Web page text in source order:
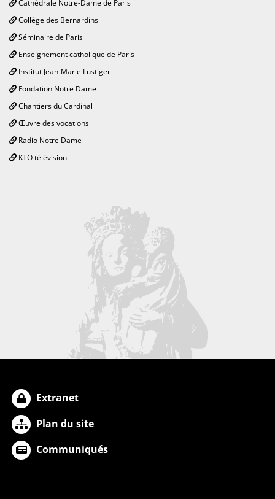
Cathédrale Notre-Dame de Paris
Collège des Bernardins
Séminaire de Paris
Enseignement catholique de Paris
Institut Jean-Marie Lustiger
Fondation Notre Dame
Chantiers du Cardinal
Œuvre des vocations
Radio Notre Dame
KTO télévision
Extranet
Plan du site
Communiqués